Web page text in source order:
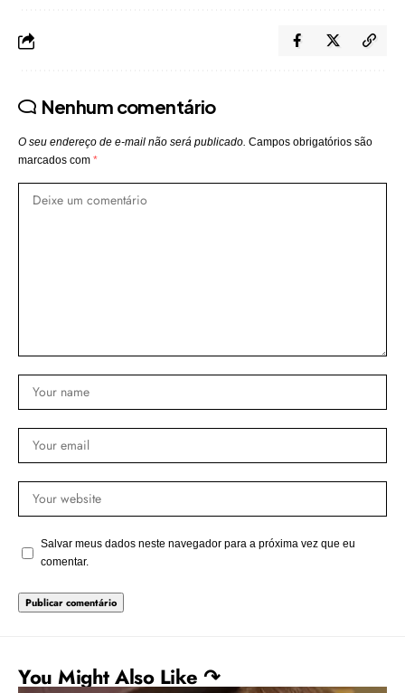
Nenhum comentário
O seu endereço de e-mail não será publicado. Campos obrigatórios são
marcados com *
Salvar meus dados neste navegador para a próxima vez que eu
comentar.
You Might Also Like ↷